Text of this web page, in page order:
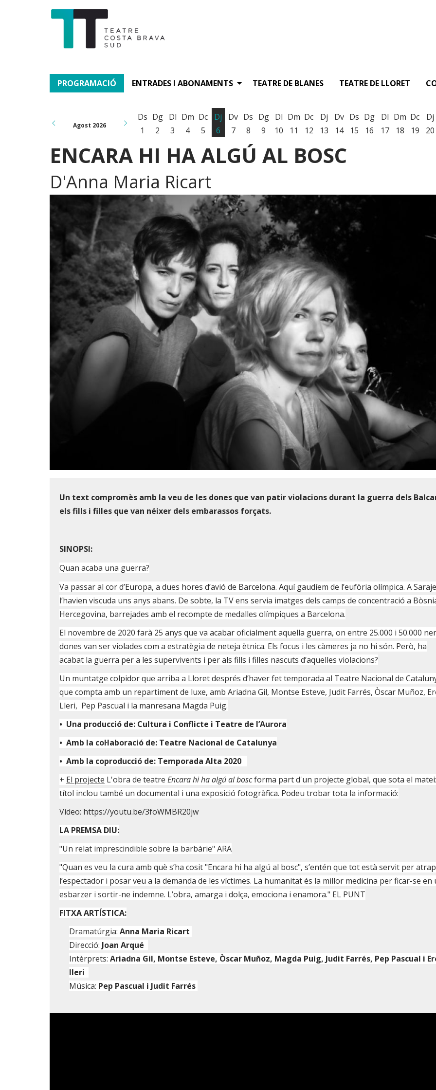
PROGRAMACIÓ ENTRADES I ABONAMENTS TEATRE DE BLANES TEATRE DE LLORET
Agost 2026
Ds
1
Dg
2
Dl
3
Dm
4
Dc
5
Dj
6
Dv
7
Ds
8
Dg
9
Dl
10
Dm
11
Dc
12
Dj
13
Dv
14
Ds
15
Dg
16
Dl
17
Dm
18
Dc
19
Dj
20
ENCARA HI HA ALGÚ AL BOSC
D'Anna Maria Ricart
Un text compromès amb la veu de les dones que van patir violacions durant la guerra dels
els fills i filles que van néixer dels embarassos forçats.
SINOPSI:
Quan acaba una guerra?
Va passar al cor d’Europa, a dues hores d’avió de Barcelona. Aquí gaudíem de l’eufòria olímpica. A
l’havien viscuda uns anys abans. De sobte, la TV ens servia imatges dels camps de concentració a
Hercegovina, barrejades amb el recompte de medalles olímpiques a Barcelona.
El novembre de 2020 farà 25 anys que va acabar oficialment aquella guerra, on entre 25.000 i 50.000
dones van ser violades com a estratègia de neteja ètnica. Els focus i les càmeres ja no hi són. Però, ha
acabat la guerra per a les supervivents i per als fills i filles nascuts d’aquelles violacions?
Un muntatge colpidor que arriba a Lloret després d’haver fet temporada al Teatre Nacional de
que compta amb un repartiment de luxe, amb Ariadna Gil, Montse Esteve, Judit Farrés, Òscar Muñoz,
Lleri, Pep Pascual i la manresana Magda Puig.
• Una producció de: Cultura i Conflicte i Teatre de l’Aurora
• Amb la col·laboració de: Teatre Nacional de Catalunya
• Amb la coproducció de: Temporada Alta 2020
+ El projecte L'obra de teatre Encara hi ha algú al boscforma part d'un projecte global, que sota el
títol inclou també un documental i una exposició fotogràfica. Podeu trobar tota la informació:
Vídeo: https://youtu.be/3foWMBR20jw
LA PREMSA DIU:
"Un relat imprescindible sobre la barbàrie" ARA
"Quan es veu la cura amb què s’ha cosit "Encara hi ha algú al bosc", s’entén que tot està servit per
l’espectador i posar veu a la demanda de les víctimes. La humanitat és la millor medicina per ficar-se en
esbarzer i sortir-ne indemne. L’obra, amarga i dolça, emociona i enamora." EL PUNT
FITXA ARTÍSTICA:
Dramatúrgia: Anna Maria Ricart
Direcció: Joan Arqué
Intèrprets: Ariadna Gil, Montse Esteve, Òscar Muñoz, Magda Puig, Judit Farrés, Pep Pascual i
Ileri
Música: Pep Pascual i Judit Farrés